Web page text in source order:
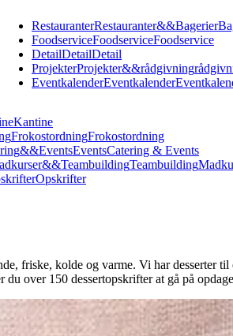
Kantine
FrokostordningFrokostordning
&&EventsEventsCatering & Events
&&TeambuildingTeambuilding
Opskrifter
RestauranterRestauranter&&Bagerier
FoodserviceFoodserviceFoodservice
DetailDetailDetail
ProjekterProjekter&&rådgivning
EventkalenderEventkalender
friske, kolde og varme. Vi har desserter
du over 150 dessertopskrifter at gå på